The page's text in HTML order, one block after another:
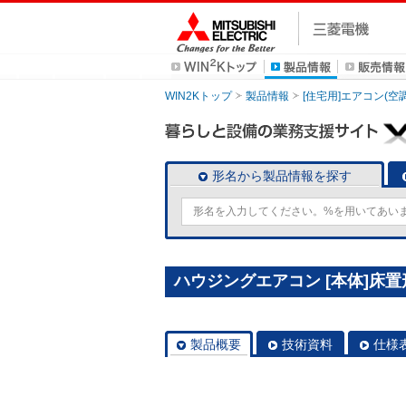
WIN2Kトップ 製品情報 [住宅用]エアコン(空
形名から製品情報を探す
ハウジングエアコン [本体]床
製品概要 技術資料 仕様